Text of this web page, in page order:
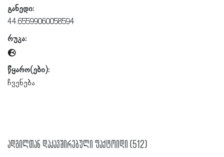
განედი:
44.65599060058594
რუკა:
წყარო(ები):
ჩვენება
ადგილთან დაკავშირებული ფაქტოიდი (512)